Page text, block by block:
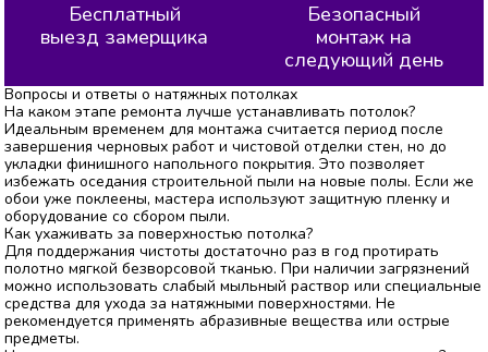
Бесплатный
выезд замерщика
Безопасный
монтаж на
следующий день
Вопросы и ответы о натяжных потолках
На каком этапе ремонта лучше устанавливать потолок?
Идеальным временем для монтажа считается период после
завершения черновых работ и чистовой отделки стен, но до
укладки финишного напольного покрытия. Это позволяет
избежать оседания строительной пыли на новые полы. Если же
обои уже поклеены, мастера используют защитную пленку и
оборудование со сбором пыли.
Как ухаживать за поверхностью потолка?
Для поддержания чистоты достаточно раз в год протирать
полотно мягкой безворсовой тканью. При наличии загрязнений
можно использовать слабый мыльный раствор или специальные
средства для ухода за натяжными поверхностями. Не
рекомендуется применять абразивные вещества или острые
предметы.